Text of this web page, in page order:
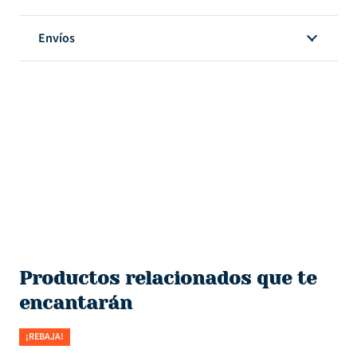
Envíos
Productos relacionados que te
encantarán
¡REBAJA!